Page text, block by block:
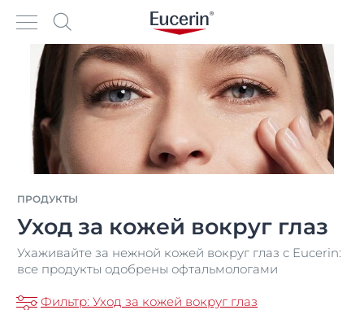
ПРОДУКТЫ
Уход за кожей вокруг глаз
Ухаживайте за нежной кожей вокруг глаз с Eucerin:
все продукты одобрены офтальмологами
Фильтр: Уход за кожей вокруг глаз